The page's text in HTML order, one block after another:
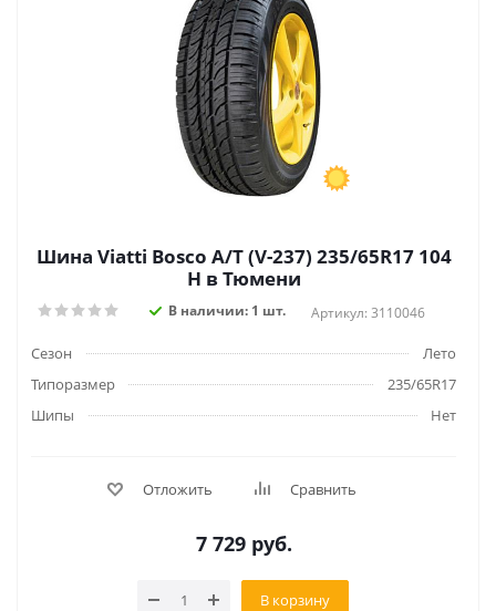
Шина Viatti Bosco A/T (V-237) 235/65R17 104
H в Тюмени
В наличии: 1 шт. Артикул: 3110046
Сезон
Лето
Типоразмер
235/65R17
Шипы
Нет
Отложить Сравнить
7 729 руб.
В корзину